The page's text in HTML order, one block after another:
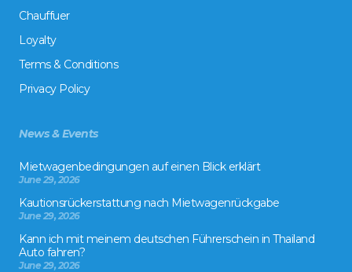
Chauffuer
Loyalty
Terms & Conditions
Privacy Policy
News & Events
Mietwagenbedingungen auf einen Blick erklärt
June 29, 2026
Kautionsrückerstattung nach Mietwagenrückgabe
June 29, 2026
Kann ich mit meinem deutschen Führerschein in Thailand
Auto fahren?
June 29, 2026